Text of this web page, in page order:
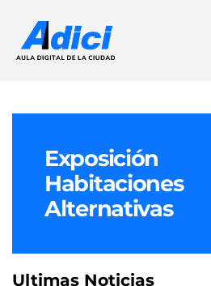
Exposición
Habitaciones
Alternativas
Ultimas Noticias